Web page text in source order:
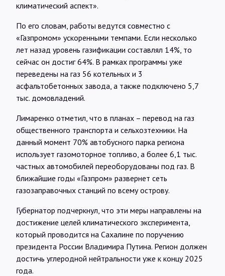
@Infotek_Russia
климатический аспект».
По его словам, работы ведутся совместно с
«Газпромом» ускоренными темпами. Если несколько
лет назад уровень газификации составлял 14%, то
сейчас он достиг 64%. В рамках программы уже
переведены на газ 56 котельных и 3
асфальтобетонных завода, а также подключено 5,7
тыс. домовладений.
Лимаренко отметил, что в планах – перевод на газ
общественного транспорта и сельхозтехники. На
данный момент 70% автобусного парка региона
использует газомоторное топливо, а более 6,1 тыс.
частных автомобилей переоборудованы под газ. В
ближайшие годы «Газпром» развернет сеть
газозаправочных станций по всему острову.
Губернатор подчеркнул, что эти меры направлены на
достижение целей климатического эксперимента,
который проводится на Сахалине по поручению
президента России Владимира Путина. Регион должен
достичь углеродной нейтральности уже к концу 2025
года.